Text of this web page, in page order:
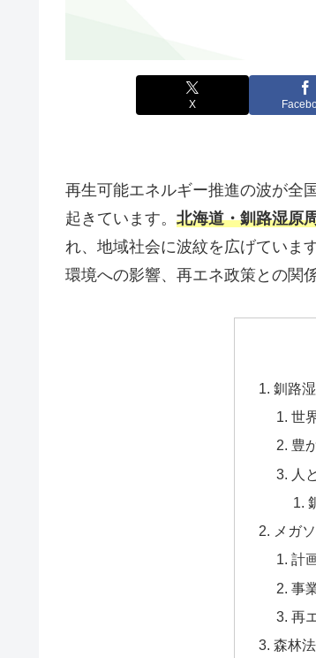
X
再生可能エネルギー推進の波が全
起きています。 北海道・釧路湿原
れ、地域社会に波紋を広げていま
環境への影響、再エネ政策との関
釧路
世
豊
人
メガ
計
事
再
森林